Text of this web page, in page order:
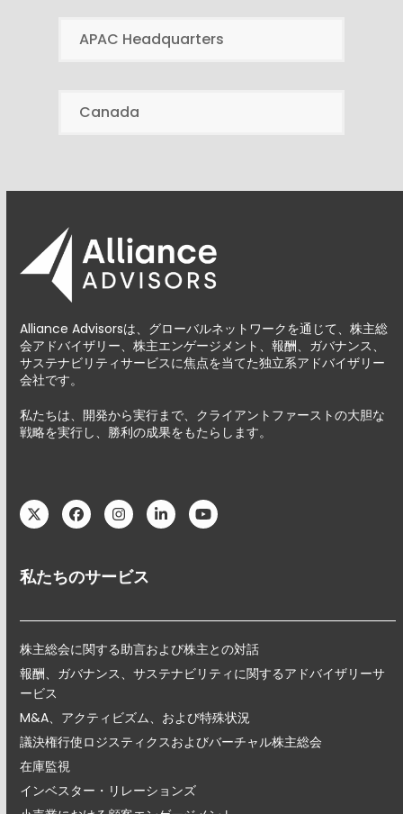
APAC Headquarters
Canada
Alliance Advisorsは、グローバルネットワークを通じて、株主総
会アドバイザリー、株主エンゲージメント、報酬、ガバナンス、
サステナビリティサービスに焦点を当てた独立系アドバイザリー
会社です。
私たちは、開発から実行まで、クライアントファーストの大胆な
戦略を実行し、勝利の成果をもたらします。
TwitterFacebookInstagram
LinkedInYouTube
私たちのサービス
株主総会に関する助言および株主との対話
報酬、ガバナンス、サステナビリティに関するアドバイザリーサ
ービス
M&A、アクティビズム、および特殊状況
議決権行使ロジスティクスおよびバーチャル株主総会
在庫監視
インベスター・リレーションズ